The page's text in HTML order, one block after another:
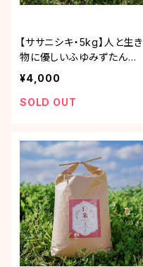
【ササニシキ・5kg】人と生き
物に優しいふゆみずたんぽ
米「R6年産ササニシキ」
¥4,000
SOLD OUT